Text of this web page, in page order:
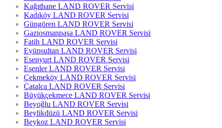
Kağıthane LAND ROVER Servisi
Kadıköy LAND ROVER Servisi
Güngören LAND ROVER Servisi
Gaziosmanpaşa LAND ROVER Servisi
Fatih LAND ROVER Servisi
Eyüpsultan LAND ROVER Servisi
Esenyurt LAND ROVER Servisi
Esenler LAND ROVER Servisi
Çekmeköy LAND ROVER Servisi
Çatalca LAND ROVER Servisi
Büyükçekmece LAND ROVER Servisi
Beyoğlu LAND ROVER Servisi
Beylikdüzü LAND ROVER Servisi
Beykoz LAND ROVER Servisi